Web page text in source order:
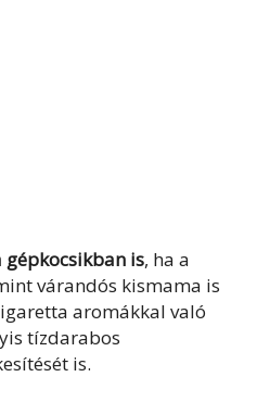
gépkocsikban is, ha a
várandós kismama is
aromákkal való
tízdarabos
is.